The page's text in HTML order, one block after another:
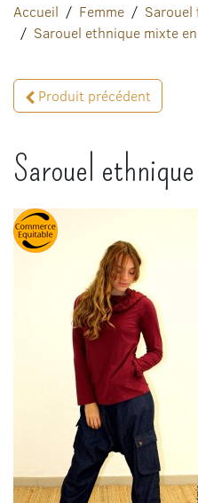
Accueil Femme
Sarouel
Sarouel ethnique mixte
Produit précédent
Sarouel